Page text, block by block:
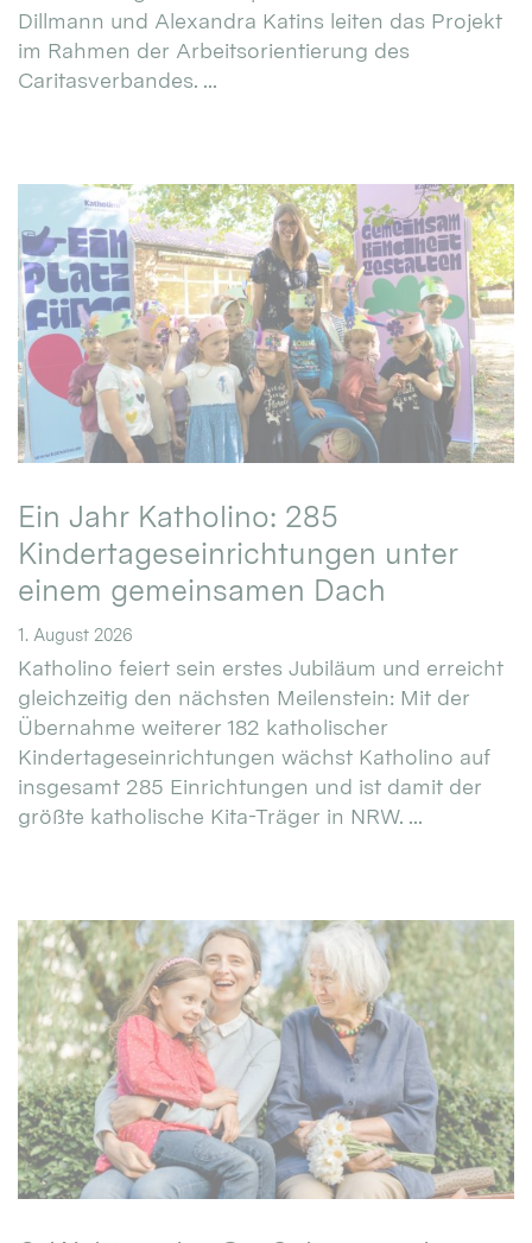
Dillmann und Alexandra Katins leiten das Projekt
im Rahmen der Arbeitsorientierung des
Caritasverbandes. ...
Ein Jahr Katholino: 285
Kindertageseinrichtungen unter
einem gemeinsamen Dach
1. August 2026
Katholino feiert sein erstes Jubiläum und erreicht
gleichzeitig den nächsten Meilenstein: Mit der
Übernahme weiterer 182 katholischer
Kindertageseinrichtungen wächst Katholino auf
insgesamt 285 Einrichtungen und ist damit der
größte katholische Kita-Träger in NRW. ...